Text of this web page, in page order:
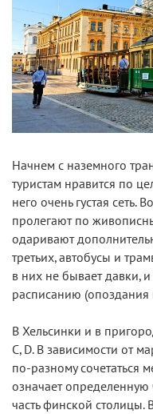
Начнем с наземного
туристам нравится по
него очень густая сеть.
пролегают по
одаривают
третьих, автобусы и
в них не бывает давки,
расписанию (опоздания
В Хельсинки и в
C, D. В зависимости от
по-разному сочетаться
означает определенную
часть финской столицы.